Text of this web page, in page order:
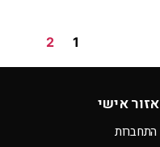
1
2
אזור אישי
התחברות